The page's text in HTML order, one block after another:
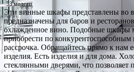
53 модели
Эти винные шкафы представлены во
предназначены для баров и
охлажденное вино. Подобные шкафы
приобрести по конкурентоспособным
рассрочка. Обращайтесь прямо к
изделия. Есть изделия и для дома.
стеклянными дверями, что позволяет